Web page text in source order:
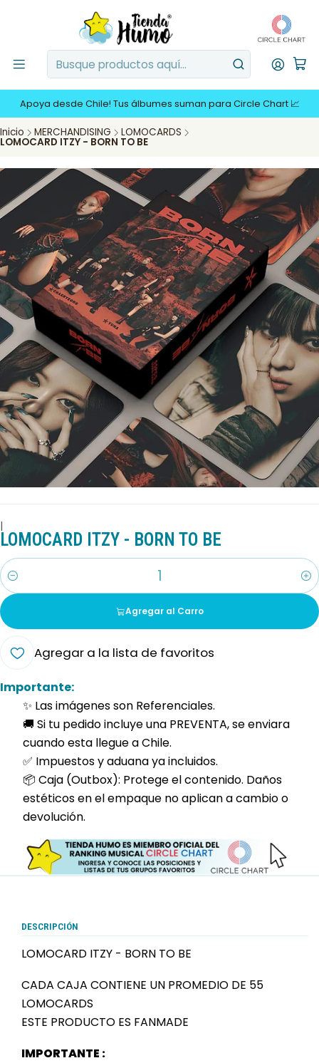
Apoya desde Chile! Tus álbumes suman para Circle Chart 📈
Inicio MERCHANDISING LOMOCARDS
LOMOCARD ITZY - BORN TO BE
|
LOMOCARD ITZY - BORN TO BE
Cantidad
Agregar al Carro
Agregar a la lista de favoritos
Importante:
✨ Las imágenes son Referenciales.
🚚 Si tu pedido incluye una PREVENTA, se enviara
cuando esta llegue a Chile.
✅ Impuestos y aduana ya incluidos.
📦 Caja (Outbox): Protege el contenido. Daños
estéticos en el empaque no aplican a cambio o
devolución.
DESCRIPCIÓN
LOMOCARD ITZY - BORN TO BE
CADA CAJA CONTIENE UN PROMEDIO DE 55
LOMOCARDS
ESTE PRODUCTO ES FANMADE
IMPORTANTE :